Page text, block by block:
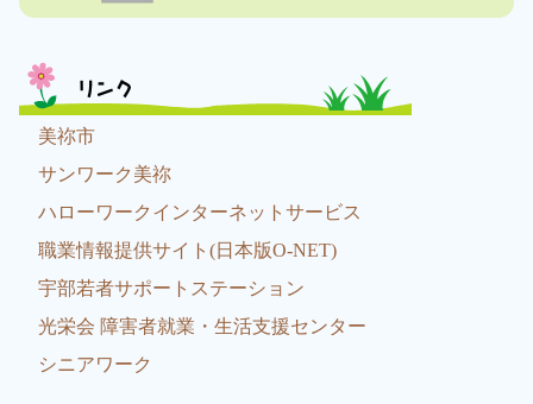
リンク
美祢市
サンワーク美祢
ハローワークインターネットサービス
職業情報提供サイト(日本版O-NET)
宇部若者サポートステーション
光栄会 障害者就業・生活支援センター
シニアワーク